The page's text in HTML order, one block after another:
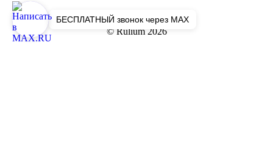
© Rulium 2026
БЕСПЛАТНЫЙ звонок через MAX